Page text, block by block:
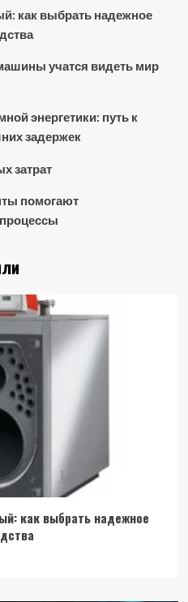
как выбрать надежное
учатся видеть мир
энергетики: путь к
задержек
затрат
помогают
как выбрать надежное